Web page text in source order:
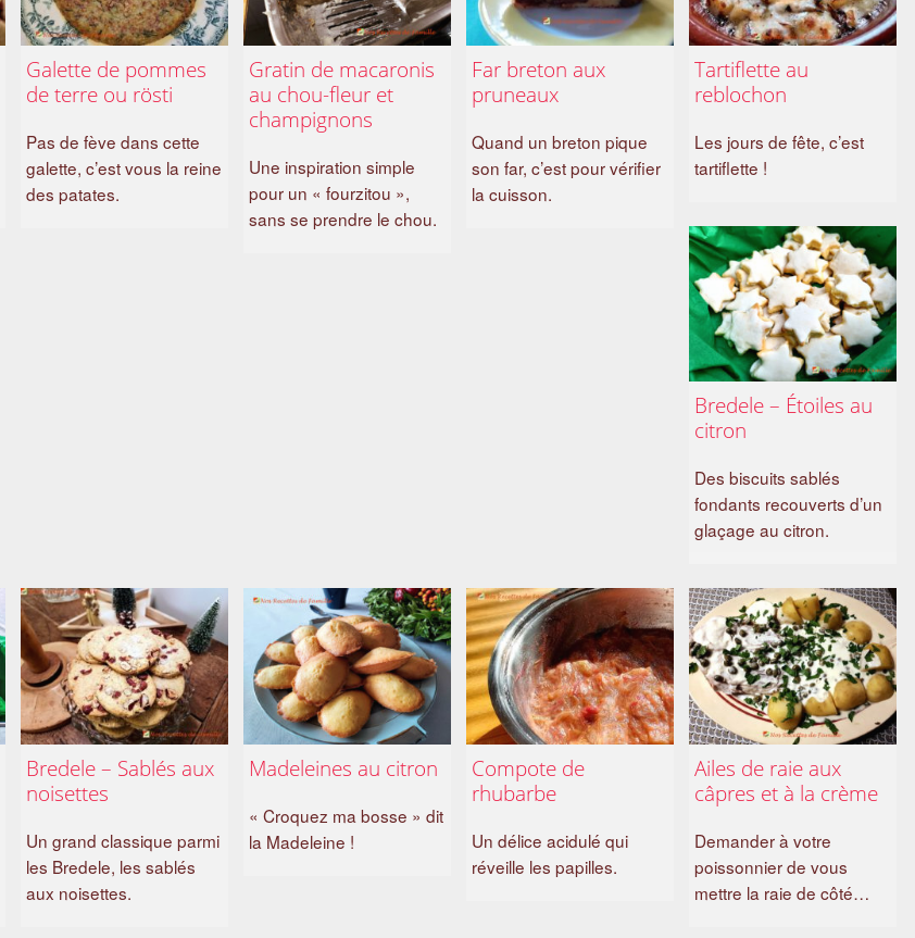
Galette de pommes
de terre ou rösti
Pas de fève dans cette
galette, c’est vous la reine
des patates.
Gratin de macaronis
au chou-fleur et
champignons
Une inspiration simple
pour un « fourzitou »,
sans se prendre le chou.
Far breton aux
pruneaux
Quand un breton pique
son far, c’est pour vérifier
la cuisson.
Tartiflette au
reblochon
Les jours de fête, c’est
tartiflette !
Bredele – Étoiles au
citron
Des biscuits sablés
fondants recouverts d’un
glaçage au citron.
Bredele – Sablés aux
noisettes
Un grand classique parmi
les Bredele, les sablés
aux noisettes.
Madeleines au citron
« Croquez ma bosse » dit
la Madeleine !
Compote de
rhubarbe
Un délice acidulé qui
réveille les papilles.
Ailes de raie aux
câpres et à la crème
Demander à votre
poissonnier de vous
mettre la raie de côté…